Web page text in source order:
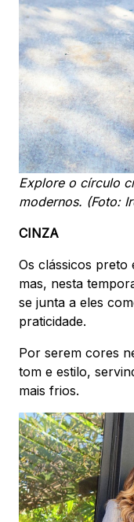
Explore o círculo
modernos. (Foto:
CINZA
Os clássicos preto
mas, nesta
se junta a eles
praticidade.
Por serem cores
tom e estilo,
mais frios.